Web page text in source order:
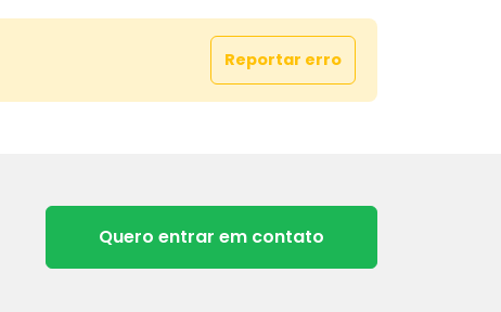
Reportar erro
Quero entrar em contato